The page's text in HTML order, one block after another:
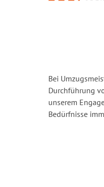
Bei
Durchführung
unserem
Bedürfnisse